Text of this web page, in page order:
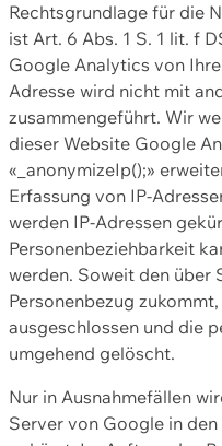
Rechtsgrundlage für die
ist Art. 6 Abs. 1 S. 1 lit. f
Google Analytics von
Adresse wird nicht mit
zusammengeführt. Wir
dieser Website Google
«_anonymizeIp();»
Erfassung von IP-
werden IP-Adressen
Personenbeziehbarkeit
werden. Soweit den über
Personenbezug
ausgeschlossen und die
umgehend gelöscht.
Nur in Ausnahmefällen
Server von Google in